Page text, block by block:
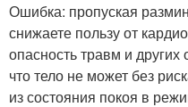
Ошибка: пропуская
снижаете пользу от
опасность травм и
что тело не может без
из состояния покоя в